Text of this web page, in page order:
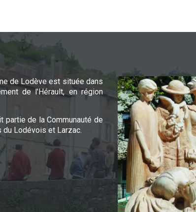
de Lodève est située dans
de l'Hérault, en région
partie de la Communauté de
du Lodévois et Larzac.